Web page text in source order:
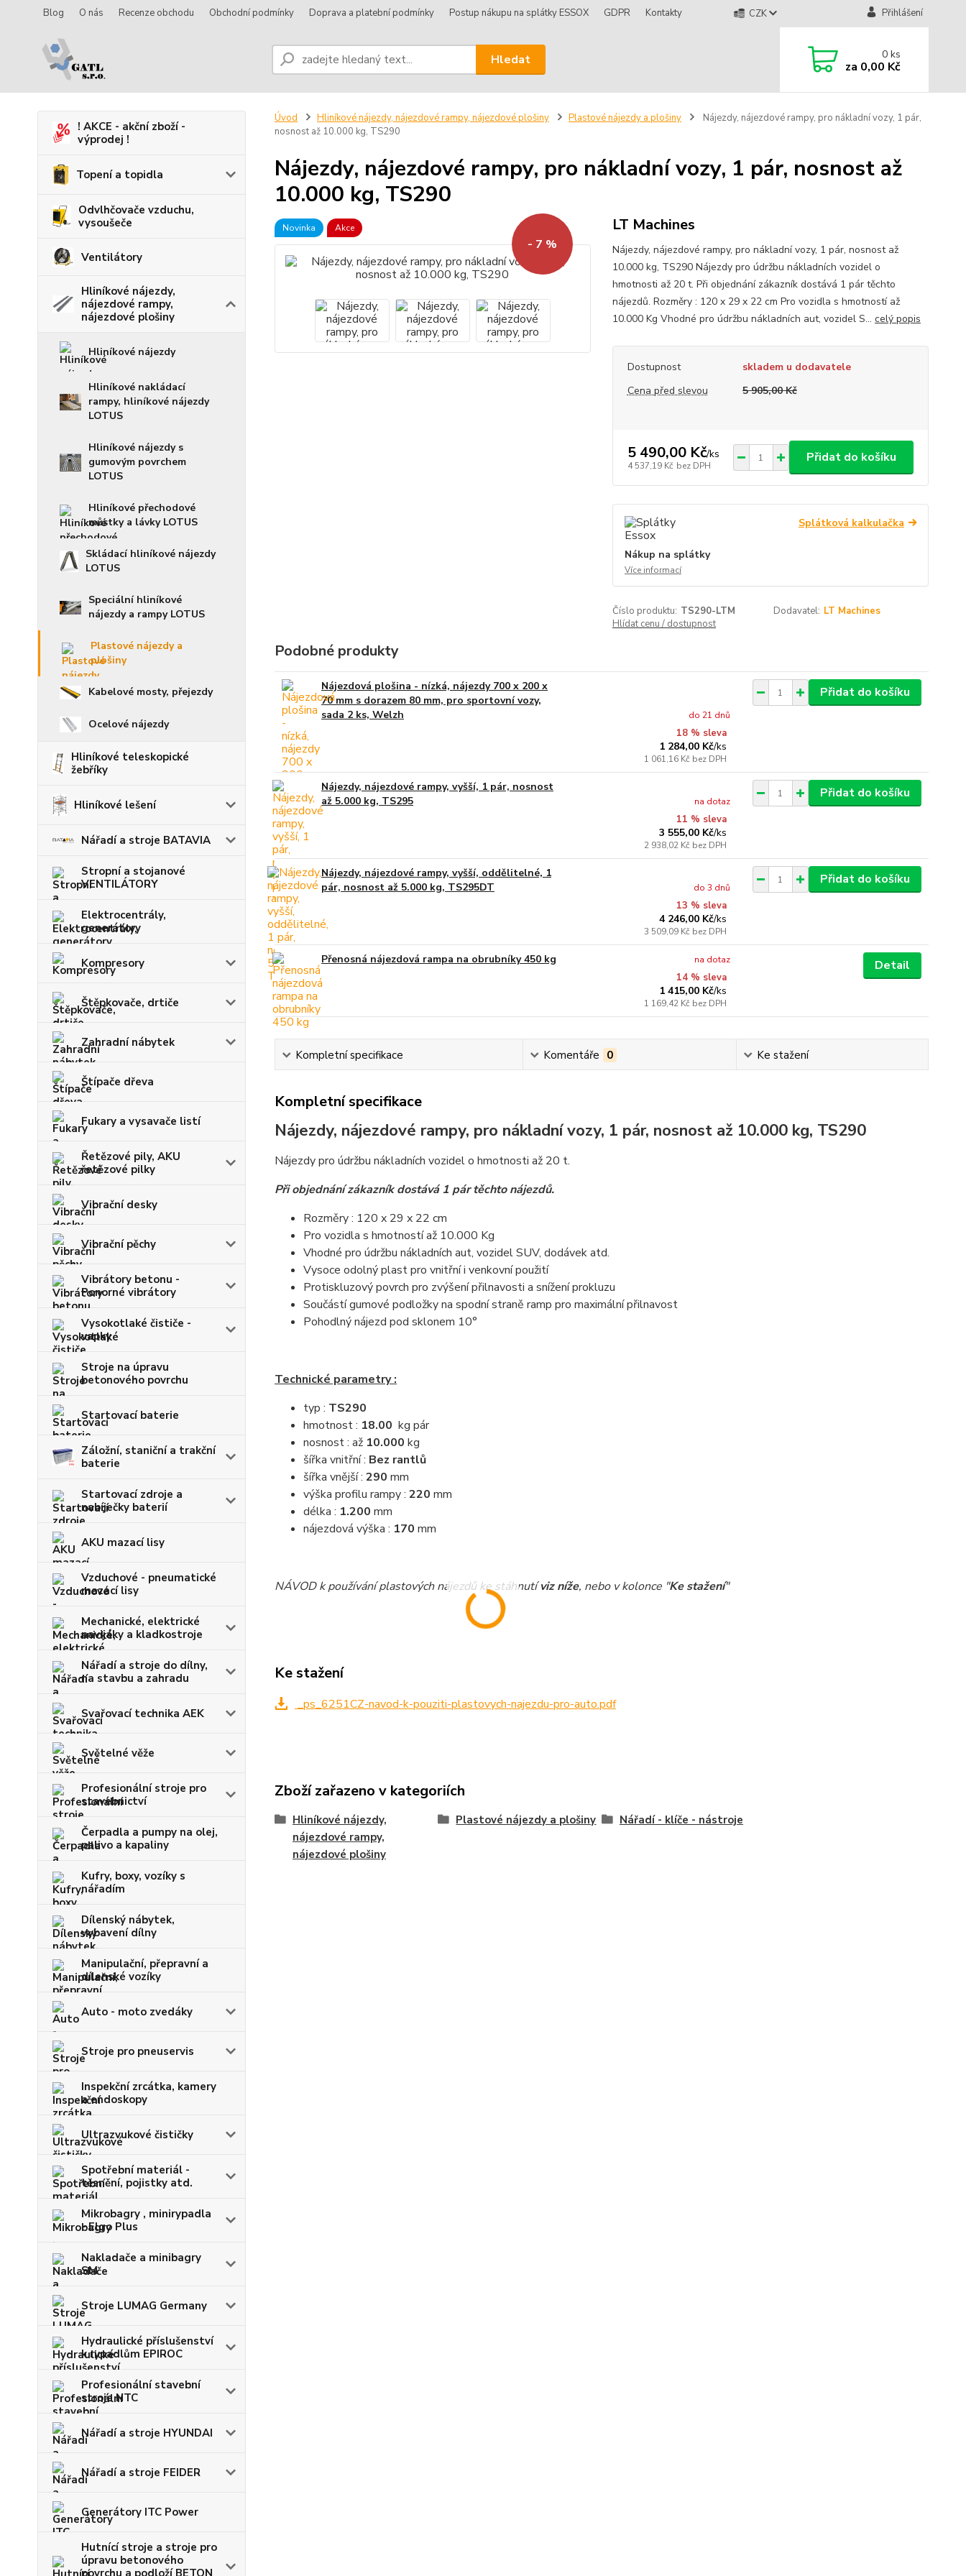
Blog O nás Recenze obchodu Obchodní podmínky Doprava a platební podmínky Postup nákupu na splátky ESSOX GDPR Kontakty CZK Přihlášení
Hledat 0ks
za 0,00 Kč
! AKCE - akční zboží -
výprodej !
Topení a topidla
Odvlhčovače vzduchu,
vysoušeče
Ventilátory
Hliníkové nájezdy,
nájezdové rampy,
nájezdové plošiny
Hliníkové nájezdy
Hliníkové nakládací
rampy, hliníkové nájezdy
LOTUS
Hliníkové nájezdy s
gumovým povrchem
LOTUS
Hliníkové přechodové
můstky a lávky LOTUS
Skládací hliníkové nájezdy
LOTUS
Speciální hliníkové
nájezdy a rampy LOTUS
Plastové nájezdy a
plošiny
Kabelové mosty, přejezdy
Ocelové nájezdy
Hliníkové teleskopické
žebříky
Hliníkové lešení
Nářadí a stroje BATAVIA
Stropní a stojanové
VENTILÁTORY
Elektrocentrály,
generátory
Kompresory
Štěpkovače, drtiče
Zahradní nábytek
Štípače dřeva
Fukary a vysavače listí
Řetězové pily, AKU
řetězové pilky
Vibrační desky
Vibrační pěchy
Vibrátory betonu -
Ponorné vibrátory
Vysokotlaké čističe -
vapky
Stroje na úpravu
betonového povrchu
Startovací baterie
Záložní, staniční a trakční
baterie
Startovací zdroje a
nabíječky baterií
AKU mazací lisy
Vzduchové - pneumatické
mazací lisy
Mechanické, elektrické
navijáky a kladkostroje
Nářadí a stroje do dílny,
na stavbu a zahradu
Svařovací technika AEK
Světelné věže
Profesionální stroje pro
stavebnictví
Čerpadla a pumpy na olej,
palivo a kapaliny
Kufry, boxy, vozíky s
nářadím
Dílenský nábytek,
vybavení dílny
Manipulační, přepravní a
dílenské vozíky
Auto - moto zvedáky
Stroje pro pneuservis
Inspekční zrcátka, kamery
a endoskopy
Ultrazvukové čističky
Spotřební materiál -
těsnění, pojistky atd.
Mikrobagry , minirypadla
- Elgo Plus
Nakladače a minibagry
SM
Stroje LUMAG Germany
Hydraulické příslušenství
k rypadlům EPIROC
Profesionální stavební
stroje NTC
Nářadí a stroje HYUNDAI
Nářadí a stroje FEIDER
Generátory ITC Power
Hutnící stroje a stroje pro
úpravu betonového
Úvod Hliníkové nájezdy, nájezdové rampy, nájezdové plošiny Plastové nájezdy a plošiny
Nájezdy, nájezdové rampy, pro nákladní vozy, 1 pár,
nosnost až 10.000 kg, TS290
Nájezdy, nájezdové rampy, pro nákladní vozy, 1 pár, nosnost až
10.000 kg, TS290
Novinka Akce
- 7 %
LT Machines
Nájezdy, nájezdové rampy, pro nákladní vozy, 1 pár, nosnost až
10.000 kg, TS290 Nájezdy pro údržbu nákladních vozidel o
hmotnosti až 20 t. Při objednání zákazník dostává 1 pár těchto
nájezdů. Rozměry : 120 x 29 x 22 cm Pro vozidla s hmotností až
10.000 Kg Vhodné pro údržbu nákladních aut, vozidel S... celý popis
Dostupnost
skladem u dodavatele
Cena před slevou
5 905,00 Kč
5 490,00 Kč/ks
4 537,19 Kč bez DPH
Přidat do košíku
Splátková kalkulačka
Nákup na splátky
Více informací
Číslo produktu: TS290-LTM Dodavatel: LT Machines
Hlídat cenu / dostupnost
Podobné produkty
Nájezdová plošina - nízká, nájezdy 700 x 200 x
70 mm s dorazem 80 mm, pro sportovní vozy,
sada 2 ks, Welzh
18 % sleva
1 284,00 Kč/ks
1 061,16 Kč bez DPH
do 21 dnů
Přidat do košíku
Nájezdy, nájezdové rampy, vyšší, 1 pár, nosnost
až 5.000 kg, TS295
11 % sleva
3 555,00 Kč/ks
2 938,02 Kč bez DPH
na dotaz
Přidat do košíku
Nájezdy, nájezdové rampy, vyšší, oddělitelné, 1
pár, nosnost až 5.000 kg, TS295DT
13 % sleva
4 246,00 Kč/ks
3 509,09 Kč bez DPH
do 3 dnů
Přidat do košíku
Přenosná nájezdová rampa na obrubníky 450 kg
14 % sleva
1 415,00 Kč/ks
1 169,42 Kč bez DPH
na dotaz Detail
Kompletní specifikace Komentáře 0 Ke stažení
Kompletní specifikace
Nájezdy, nájezdové rampy, pro nákladní vozy, 1 pár, nosnost až 10.000 kg, TS290
Nájezdy pro údržbu nákladních vozidel o hmotnosti až 20 t.
Při objednání zákazník dostává 1 pár těchto nájezdů.
Rozměry : 120 x 29 x 22 cm
Pro vozidla s hmotností až 10.000 Kg
Vhodné pro údržbu nákladních aut, vozidel SUV, dodávek atd.
Vysoce odolný plast pro vnitřní i venkovní použití
Protiskluzový povrch pro zvýšení přilnavosti a snížení prokluzu
Součástí gumové podložky na spodní straně ramp pro maximální přilnavost
Pohodlný nájezd pod sklonem 10°
Technické parametry :
typ : TS290
hmotnost : 18.00 kg pár
nosnost : až 10.000 kg
šířka vnitřní : Bez rantlů
šířka vnější : 290 mm
výška profilu rampy : 220 mm
délka : 1.200 mm
nájezdová výška : 170 mm
NÁVOD k používání plastových nájezdů ke stáhnutíviz níže, nebo v kolonce "Ke stažení"
Ke stažení
_ps_6251CZ-navod-k-pouziti-plastovych-najezdu-pro-auto.pdf
Zboží zařazeno v kategoriích
Hliníkové nájezdy,
nájezdové rampy,
nájezdové plošiny
Plastové nájezdy a plošiny Nářadí - klíče - nástroje